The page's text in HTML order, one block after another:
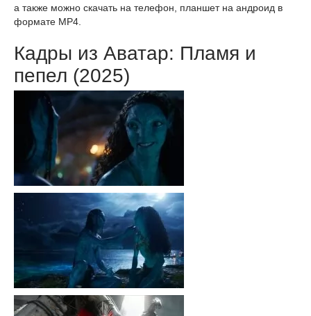
а также можно скачать на телефон, планшет на андроид в
формате MP4.
Кадры из Аватар: Пламя и
пепел (2025)